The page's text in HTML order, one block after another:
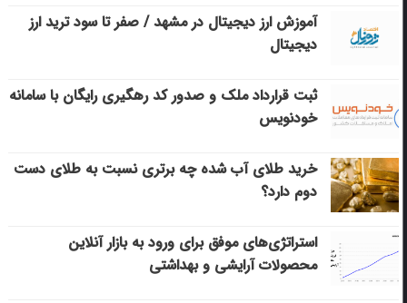
آموزش ارز دیجیتال در مشهد / صفر تا سود ترید ارز
دیجیتال
ثبت قرارداد ملک و صدور کد رهگیری رایگان با سامانه
خودنویس
خرید طلای آب شده چه برتری نسبت به طلای دست
دوم دارد؟
استراتژی‌های موفق برای ورود به بازار آنلاین
محصولات آرایشی و بهداشتی